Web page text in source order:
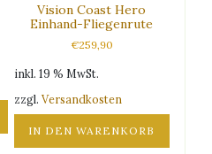
Vision Coast Hero
Einhand-Fliegenrute
€259,90
inkl. 19 % MwSt.
zzgl.Versandkosten
IN DEN WARENKORB